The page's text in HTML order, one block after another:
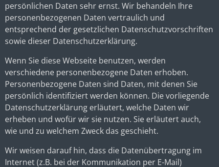
persönlichen Daten sehr ernst. Wir behandeln Ihre
personenbezogenen Daten vertraulich und
entsprechend der gesetzlichen Datenschutzvorschriften
sowie dieser Datenschutzerklärung.
Wenn Sie diese Webseite benutzen, werden
verschiedene personenbezogene Daten erhoben.
Personenbezogene Daten sind Daten, mit denen Sie
persönlich identifiziert werden können. Die vorliegende
Datenschutzerklärung erläutert, welche Daten wir
erheben und wofür wir sie nutzen. Sie erläutert auch,
wie und zu welchem Zweck das geschieht.
Wir weisen darauf hin, dass die Datenübertragung im
Internet (z.B. bei der Kommunikation per E-Mail)